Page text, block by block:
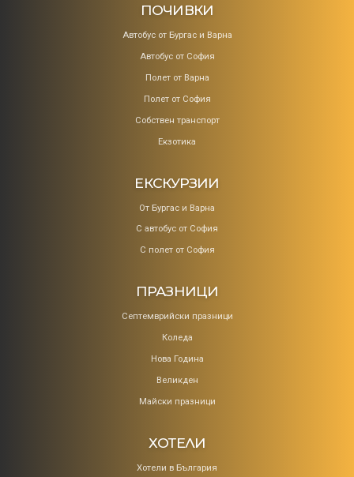
ПОЧИВКИ
Aвтобус от Бургас и Варна
Автобус от София
Полет от Варна
Полет от София
Собствен транспорт
Екзотика
ЕКСКУРЗИИ
От Бургас и Варна
С автобус от София
С полет от София
ПРАЗНИЦИ
Септемврийски празници
Коледa
Нова Година
Великден
Майски празници
ХОТЕЛИ
Хотели в България